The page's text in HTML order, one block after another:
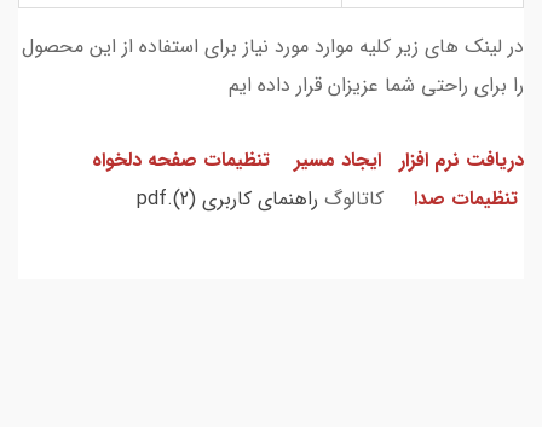
در لینک های زیر کلیه موارد مورد نیاز برای استفاده از این محصول
را برای راحتی شما عزیزان قرار داده ایم
دریافت نرم افزار ایجاد مسیر
تنظیمات صفحه دلخواه
تنظیمات صدا کاتالوگ راهنمای کاربری (2).pdf